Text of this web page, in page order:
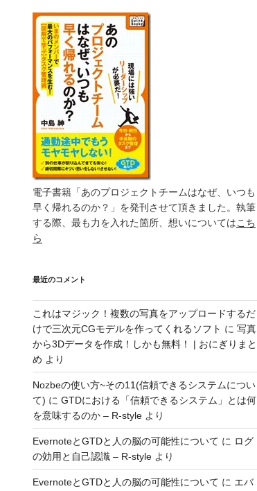
電子書籍「あのプロジェクトチームはなぜ、いつも
早く帰れるのか？」を発刊させて頂きました。執筆
する際、最も力を入れた箇所、想いについてはこち
ら
最近のコメント
これはマジック！複数の写真をアップロードするだ
けで三次元CGモデルを作ってくれるソフト に 写真
から3Dデータを作成！しかも無料！ | おにぎりまと
め より
Nozbeの使い方~その11(信頼できるシステムについ
て) に GTDにおける「信頼できるシステム」とは何
を意味するのか – R-styleより
EvernoteとGTDと人の脳の可能性について に ログ
の効用と自己認識 – R-styleより
EvernoteとGTDと人の脳の可能性について に エバ